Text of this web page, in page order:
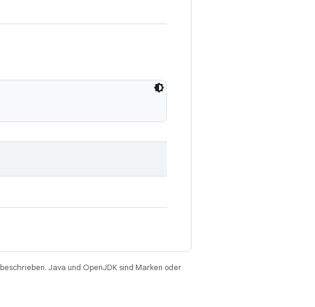
beschrieben. Java und OpenJDK sind Marken oder